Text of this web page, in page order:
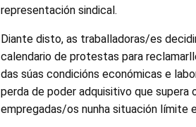
representación sindical.
Diante disto, as traballadoras/es
calendario de protestas para
das súas condicións económicas e
perda de poder adquisitivo que supera
empregadas/os nunha situación límite